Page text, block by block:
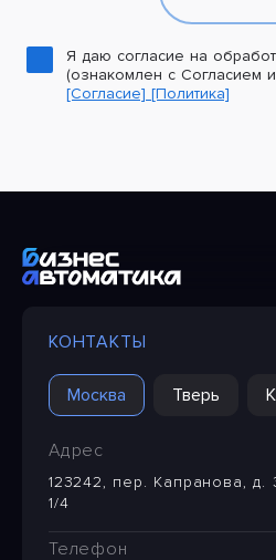
Я даю согласие на
(ознакомлен с Согласием
[Согласие] [Политика]
КОНТАКТЫ
Москва Тверь
Адрес
123242, пер. Капранова, д.
1/4
Телефон